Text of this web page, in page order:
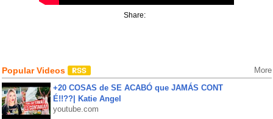
Share:
Popular Videos More
+20 COSAS de SE ACABÓ que JAMÁS CONT
É!!??| Katie Angel
youtube.com